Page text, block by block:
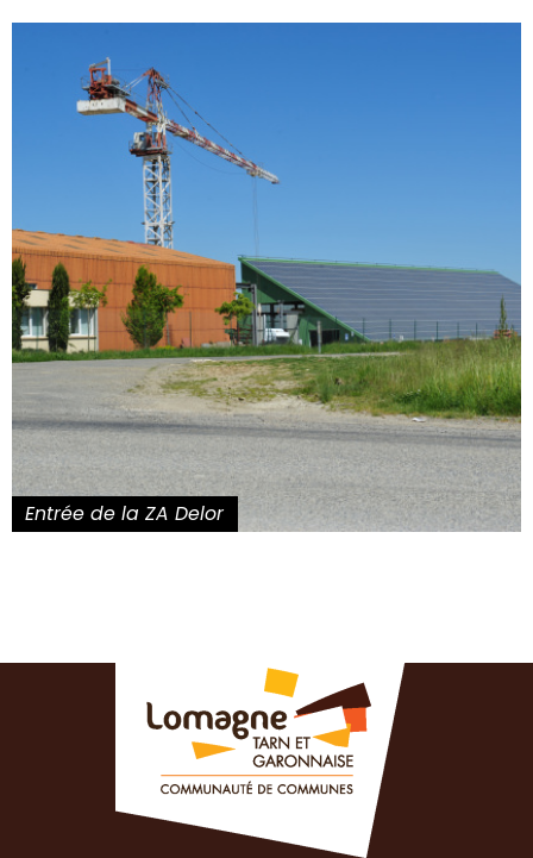
Entrée de la ZA Delor